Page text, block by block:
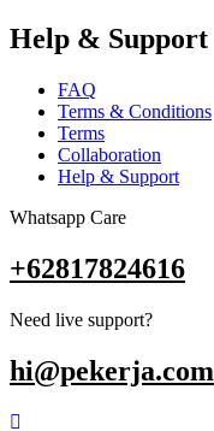
Help & Support
FAQ
Terms & Conditions
Terms
Collaboration
Help & Support
Whatsapp Care
+62817824616
Need live support?
hi@pekerja.com